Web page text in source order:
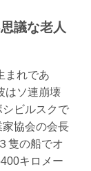
議な老人
まれであ
はソ連崩壊
ビルスクで
協会の会長
隻の船でオ
キロメー